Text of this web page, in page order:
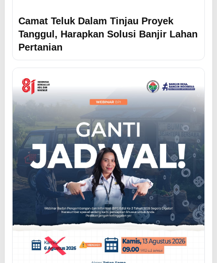
Camat Teluk Dalam Tinjau Proyek
Tanggul, Harapkan Solusi Banjir Lahan
Pertanian